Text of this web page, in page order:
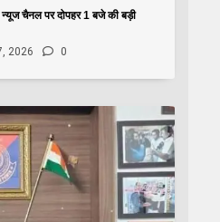
चैनल पर दोपहर 1 बजे की बड़ी
2026 0